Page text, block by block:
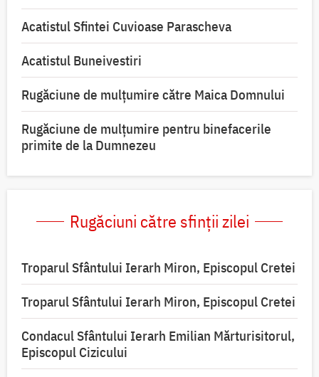
Acatistul Sfintei Cuvioase Parascheva
Acatistul Buneivestiri
Rugăciune de mulţumire către Maica Domnului
Rugăciune de mulțumire pentru binefacerile
primite de la Dumnezeu
Rugăciuni către sfinții zilei
Troparul Sfântului Ierarh Miron, Episcopul Cretei
Troparul Sfântului Ierarh Miron, Episcopul Cretei
Condacul Sfântului Ierarh Emilian Mărturisitorul,
Episcopul Cizicului